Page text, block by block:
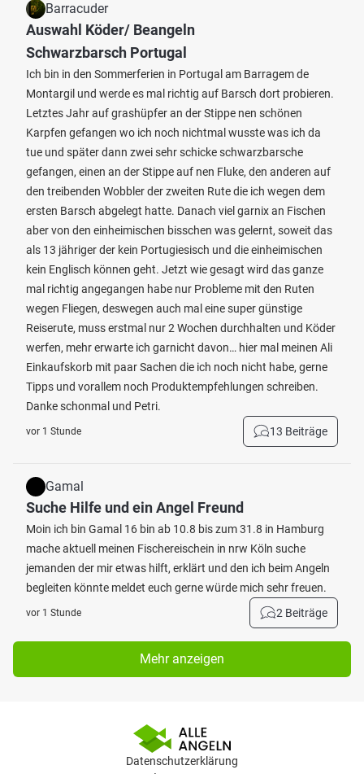
Barracuder
Auswahl Köder/ Beangeln
Schwarzbarsch Portugal
Ich bin in den Sommerferien in Portugal am Barragem de
Montargil und werde es mal richtig auf Barsch dort probieren.
Letztes Jahr auf grashüpfer an der Stippe nen schönen
Karpfen gefangen wo ich noch nichtmal wusste was ich da
tue und später dann zwei sehr schicke schwarzbarsche
gefangen, einen an der Stippe auf nen Fluke, den anderen auf
den treibenden Wobbler der zweiten Rute die ich wegen dem
ersten Barsch abgelegt hatte. Danach viel garnix an Fischen
aber von den einheimischen bisschen was gelernt, soweit das
als 13 jähriger der kein Portugiesisch und die einheimischen
kein Englisch können geht. Jetzt wie gesagt wird das ganze
mal richtig angegangen habe nur Probleme mit den Ruten
wegen Fliegen, deswegen auch mal eine super günstige
Reiserute, muss erstmal nur 2 Wochen durchhalten und Köder
werfen, mehr erwarte ich garnicht davon… hier mal meinen Ali
Einkaufskorb mit paar Sachen die ich noch nicht habe, gerne
Tipps und vorallem noch Produktempfehlungen schreiben.
Danke schonmal und Petri.
vor 1 Stunde 13 Beiträge
Gamal
Suche Hilfe und ein Angel Freund
Moin ich bin Gamal 16 bin ab 10.8 bis zum 31.8 in Hamburg
mache aktuell meinen Fischereischein in nrw Köln suche
jemanden der mir etwas hilft, erklärt und den ich beim Angeln
begleiten könnte meldet euch gerne würde mich sehr freuen.
vor 1 Stunde 2 Beiträge
Mehr anzeigen
Datenschutzerklärung